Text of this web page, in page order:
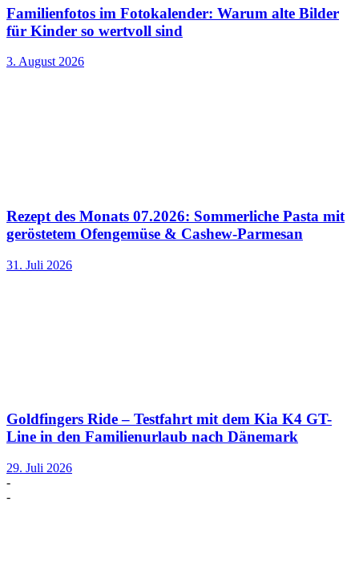
Familienfotos im Fotokalender: Warum alte Bilder
für Kinder so wertvoll sind
3. August 2026
Rezept des Monats 07.2026: Sommerliche Pasta mit
geröstetem Ofengemüse & Cashew-Parmesan
31. Juli 2026
Goldfingers Ride – Testfahrt mit dem Kia K4 GT-
Line in den Familienurlaub nach Dänemark
29. Juli 2026
-
-